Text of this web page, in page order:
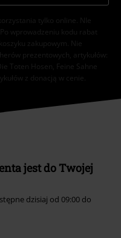
tylko online. NIe
wprowadzeniu kodu rabat
zakupowym. Nie
prezentowych, artykułów:
Toten Hosen, Feine Sahne
z donacją w cenie.
jest do Twojej
dzisiaj od 09:00 do